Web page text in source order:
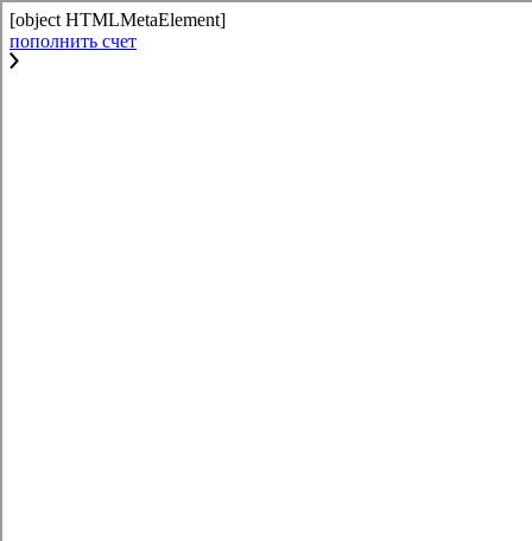
[object HTMLMetaElement]
пополнить счет